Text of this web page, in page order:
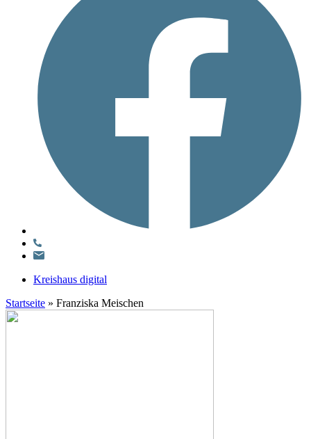
Kreishaus digital
Startseite » Franziska Meischen